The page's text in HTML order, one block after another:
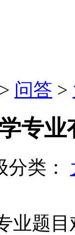
> 问答 >
专
分类：
业题